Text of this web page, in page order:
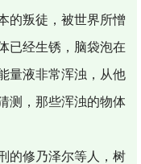
的叛徒，被世界所憎
已经生锈，脑袋泡在
量液非常浑浊，从他
测，那些浑浊的物体
的修乃泽尔等人，树